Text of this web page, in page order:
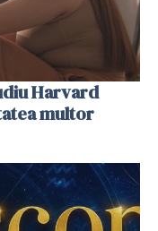
Harvard
multor